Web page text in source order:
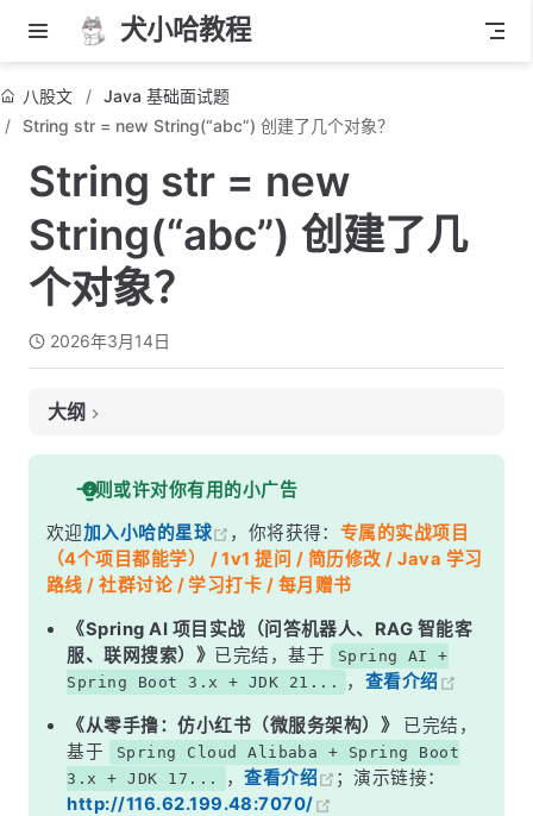
犬小哈教程
八股文
Java 基础面试题
String str = new String(“abc”) 创建了几个对象？
String str = new
String(“abc”) 创建了几
个对象？
2026年3月14日
大纲
面试考察点
核心答案
深度解析
一、执行过程详解
二、内存布局图解
三、代码验证
五、最佳实践
面试高频追问
一则或许对你有用的小广告
欢迎加入小哈的星球 ，你将获得： 专属的实战项目
（4个项目都能学） / 1v1 提问 / 简历修改 / Java 学习
路线 / 社群讨论 / 学习打卡 / 每月赠书
《Spring AI 项目实战（问答机器人、RAG 智能客
服、联网搜索）》 已完结，基于
Spring AI +
Spring Boot 3.x + JDK 21...
， 查看介绍
《从零手撸：仿小红书（微服务架构）》
已完结，
基于
Spring Cloud Alibaba + Spring Boot
3.x + JDK 17...
，查看介绍
；演示链接：
http://116.62.199.48:7070/